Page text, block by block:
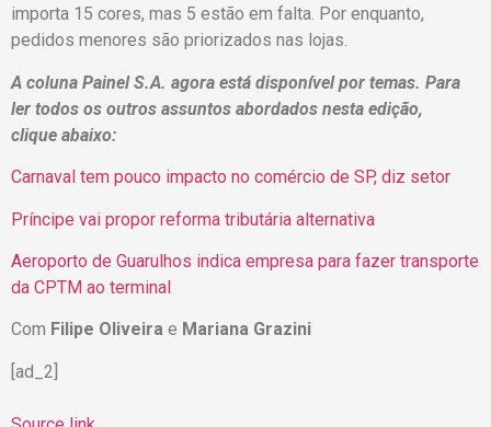
importa 15 cores, mas 5 estão em falta. Por enquanto,
pedidos menores são priorizados nas lojas.
A coluna Painel S.A. agora está disponível por temas. Para
ler todos os outros assuntos abordados nesta edição,
clique abaixo:
Carnaval tem pouco impacto no comércio de SP, diz setor ​
Príncipe vai propor reforma tributária alternativa
Aeroporto de Guarulhos indica empresa para fazer transporte
da CPTM ao terminal
Com Filipe Oliveira e Mariana Grazini
[ad_2]